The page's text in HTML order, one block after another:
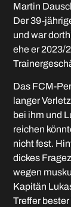
Martin
Der 39-
und war
ehe er 2023/
Das FCM-
langer
bei ihm und
reichen
nicht fest.
dickes
wegen
Kapitän
Treffer